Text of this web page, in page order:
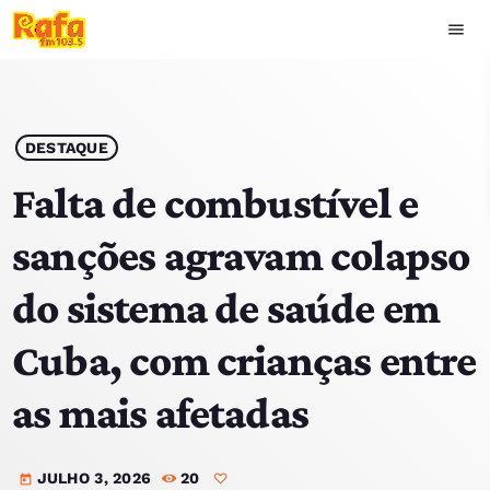
menu
play_arrow OUVIR RAFA
HOME
NOTÍCIAS
EQUIPA
TOP 15
PODCASTS
DESTAQUE
Falta de combustível e
sanções agravam colapso
do sistema de saúde em
Cuba, com crianças entre
as mais afetadas
today JULHO 3, 2026 20